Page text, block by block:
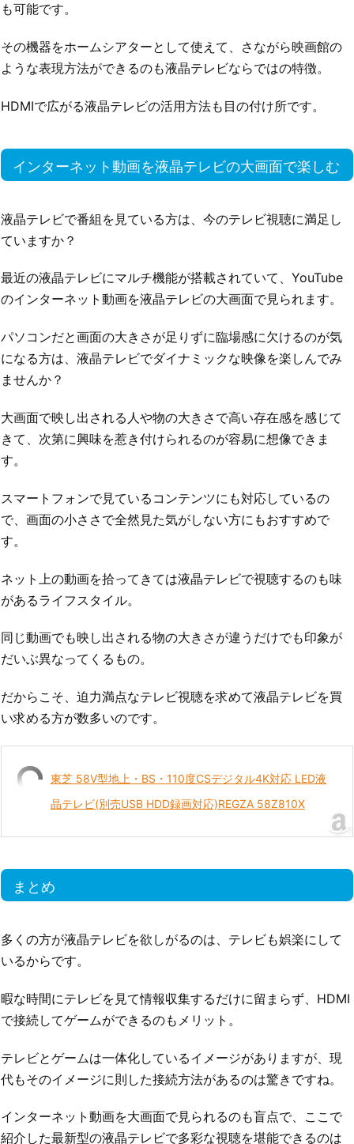
も可能です。
その機器をホームシアターとして使えて、さながら映画館の
ような表現方法ができるのも液晶テレビならではの特徴。
HDMIで広がる液晶テレビの活用方法も目の付け所です。
インターネット動画を液晶テレビの大画面で楽しむ
液晶テレビで番組を見ている方は、今のテレビ視聴に満足し
ていますか？
最近の液晶テレビにマルチ機能が搭載されていて、YouTube
のインターネット動画を液晶テレビの大画面で見られます。
パソコンだと画面の大きさが足りずに臨場感に欠けるのが気
になる方は、液晶テレビでダイナミックな映像を楽しんでみ
ませんか？
大画面で映し出される人や物の大きさで高い存在感を感じて
きて、次第に興味を惹き付けられるのが容易に想像できま
す。
スマートフォンで見ているコンテンツにも対応しているの
で、画面の小ささで全然見た気がしない方にもおすすめで
す。
ネット上の動画を拾ってきては液晶テレビで視聴するのも味
があるライフスタイル。
同じ動画でも映し出される物の大きさが違うだけでも印象が
だいぶ異なってくるもの。
だからこそ、迫力満点なテレビ視聴を求めて液晶テレビを買
い求める方が数多いのです。
東芝 58V型地上・BS・110度CSデジタル4K対応 LED液
晶テレビ(別売USB HDD録画対応)REGZA 58Z810X
まとめ
多くの方が液晶テレビを欲しがるのは、テレビも娯楽にして
いるからです。
暇な時間にテレビを見て情報収集するだけに留まらず、HDMI
で接続してゲームができるのもメリット。
テレビとゲームは一体化しているイメージがありますが、現
代もそのイメージに則した接続方法があるのは驚きですね。
インターネット動画を大画面で見られるのも盲点で、ここで
紹介した最新型の液晶テレビで多彩な視聴を堪能できるのは